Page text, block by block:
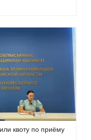
квоту по приёму